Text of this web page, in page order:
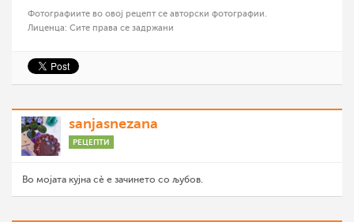
Фотографиите во овој рецепт се авторски фотографии.
Лиценца: Сите права се задржани
sanjasnezana
РЕЦЕПТИ
Во мојата кујна сѐ е зачинето со љубов.